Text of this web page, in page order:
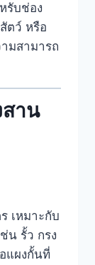
รับช่อง
ตว์ หรือ
มสามารถ
าน
เหมาะกับ
น รั้ว กรง
แผงกั้นที่